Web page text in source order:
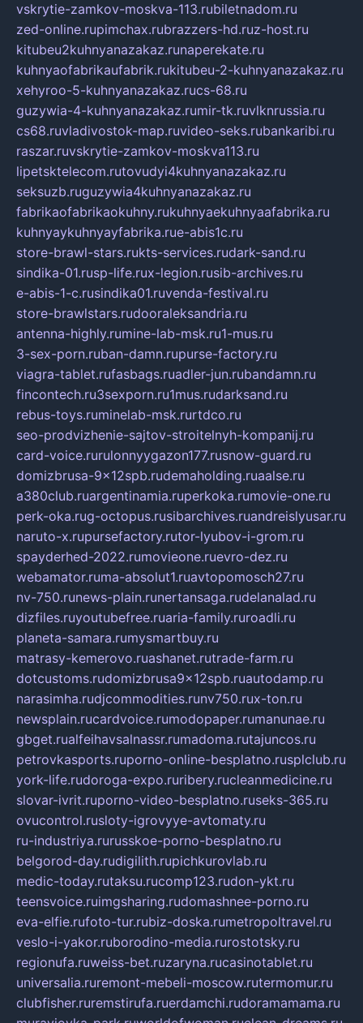
vskrytie-zamkov-moskva-113.rubiletnadom.ru
zed-online.rupimchax.rubrazzers-hd.ruz-host.ru
kitubeu2kuhnyanazakaz.runaperekate.ru
kuhnyaofabrikaufabrik.rukitubeu-2-kuhnyanazakaz.ru
xehyroo-5-kuhnyanazakaz.rucs-68.ru
guzywia-4-kuhnyanazakaz.rumir-tk.ruvlknrussia.ru
cs68.ruvladivostok-map.ruvideo-seks.rubankaribi.ru
raszar.ruvskrytie-zamkov-moskva113.ru
lipetsktelecom.rutovudyi4kuhnyanazakaz.ru
seksuzb.ruguzywia4kuhnyanazakaz.ru
fabrikaofabrikaokuhny.rukuhnyaekuhnyaafabrika.ru
kuhnyaykuhnyayfabrika.rue-abis1c.ru
store-brawl-stars.rukts-services.rudark-sand.ru
sindika-01.rusp-life.rux-legion.rusib-archives.ru
e-abis-1-c.rusindika01.ruvenda-festival.ru
store-brawlstars.rudooraleksandria.ru
antenna-highly.rumine-lab-msk.ru1-mus.ru
3-sex-porn.ruban-damn.rupurse-factory.ru
viagra-tablet.rufasbags.ruadler-jun.rubandamn.ru
fincontech.ru3sexporn.ru1mus.rudarksand.ru
rebus-toys.ruminelab-msk.rurtdco.ru
seo-prodvizhenie-sajtov-stroitelnyh-kompanij.ru
card-voice.rurulonnyygazon177.rusnow-guard.ru
domizbrusa-9x12spb.rudemaholding.ruaalse.ru
a380club.ruargentinamia.ruperkoka.rumovie-one.ru
perk-oka.rug-octopus.rusibarchives.ruandreislyusar.ru
naruto-x.rupursefactory.rutor-lyubov-i-grom.ru
spayderhed-2022.rumovieone.ruevro-dez.ru
webamator.ruma-absolut1.ruavtopomosch27.ru
nv-750.runews-plain.runertansaga.rudelanalad.ru
dizfiles.ruyoutubefree.ruaria-family.ruroadli.ru
planeta-samara.rumysmartbuy.ru
matrasy-kemerovo.ruashanet.rutrade-farm.ru
dotcustoms.rudomizbrusa9x12spb.ruautodamp.ru
narasimha.rudjcommodities.runv750.rux-ton.ru
newsplain.rucardvoice.rumodopaper.rumanunae.ru
gbget.rualfeihavsalnassr.rumadoma.rutajuncos.ru
petrovkasports.ruporno-online-besplatno.rusplclub.ru
york-life.rudoroga-expo.ruribery.rucleanmedicine.ru
slovar-ivrit.ruporno-video-besplatno.ruseks-365.ru
ovucontrol.rusloty-igrovyye-avtomaty.ru
ru-industriya.rurusskoe-porno-besplatno.ru
belgorod-day.rudigilith.rupichkurovlab.ru
medic-today.rutaksu.rucomp123.rudon-ykt.ru
teensvoice.ruimgsharing.rudomashnee-porno.ru
eva-elfie.rufoto-tur.rubiz-doska.rumetropoltravel.ru
veslo-i-yakor.ruborodino-media.rurostotsky.ru
regionufa.ruweiss-bet.ruzaryna.rucasinotablet.ru
universalia.ruremont-mebeli-moscow.rutermomur.ru
clubfisher.ruremstirufa.ruerdamchi.rudoramamama.ru